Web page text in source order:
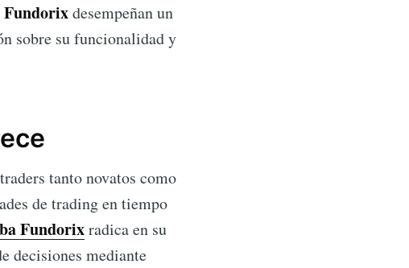
desempeñan un
sobre su funcionalidad y
tanto novatos como
de trading en tiempo
Fundorixradica en su
decisiones mediante